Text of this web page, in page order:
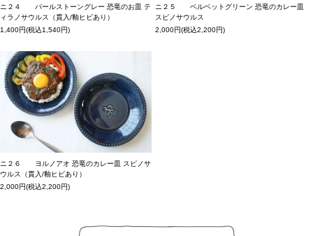
ニ２４ パールストーングレー 恐竜のお皿 テ
ィラノサウルス（貫入/釉ヒビあり）
1,400円(税込1,540円)
ニ２５ ベルベットグリーン 恐竜のカレー皿
スピノサウルス
2,000円(税込2,200円)
ニ２６ ヨルノアオ 恐竜のカレー皿 スピノサ
ウルス（貫入/釉ヒビあり）
2,000円(税込2,200円)